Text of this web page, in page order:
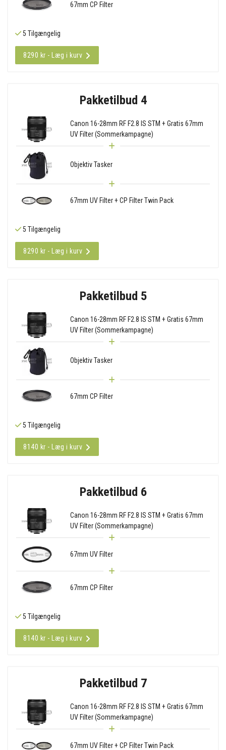
67mm CP Filter
5 Tilgængelig
8290 kr - Læg i kurv
Pakketilbud 4
Canon 16-28mm RF F2.8 IS STM + Gratis 67mm
UV Filter (Sommerkampagne)
Objektiv Tasker
67mm UV Filter + CP Filter Twin Pack
5 Tilgængelig
8290 kr - Læg i kurv
Pakketilbud 5
Canon 16-28mm RF F2.8 IS STM + Gratis 67mm
UV Filter (Sommerkampagne)
Objektiv Tasker
67mm CP Filter
5 Tilgængelig
8140 kr - Læg i kurv
Pakketilbud 6
Canon 16-28mm RF F2.8 IS STM + Gratis 67mm
UV Filter (Sommerkampagne)
67mm UV Filter
67mm CP Filter
5 Tilgængelig
8140 kr - Læg i kurv
Pakketilbud 7
Canon 16-28mm RF F2.8 IS STM + Gratis 67mm
UV Filter (Sommerkampagne)
67mm UV Filter + CP Filter Twin Pack